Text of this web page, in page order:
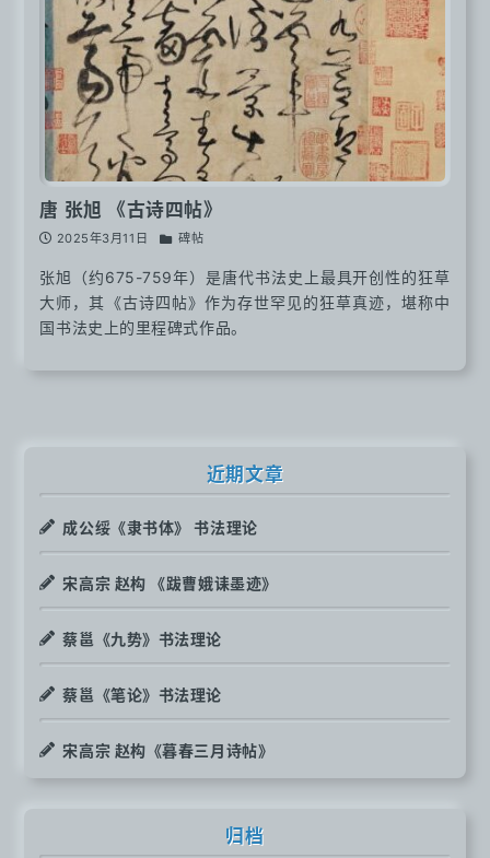
唐 张旭 《古诗四帖》
2025年3月11日 碑帖
张旭（约675-759年）是唐代书法史上最具开创性的狂草
大师，其《古诗四帖》作为存世罕见的狂草真迹，堪称中
国书法史上的里程碑式作品。
近期文章
成公绥《隶书体》 书法理论
宋高宗 赵构 《跋曹娥诔墨迹》
蔡邕《九势》书法理论
蔡邕《笔论》书法理论
宋高宗 赵构《暮春三月诗帖》
归档